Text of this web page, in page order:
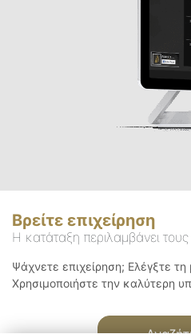
Βρείτε επιχείρηση
Η κατάταξη περιλαμβάνει
Ψάχνετε επιχείρηση; Ελέγξτε
Χρησιμοποιήστε την καλύτερη